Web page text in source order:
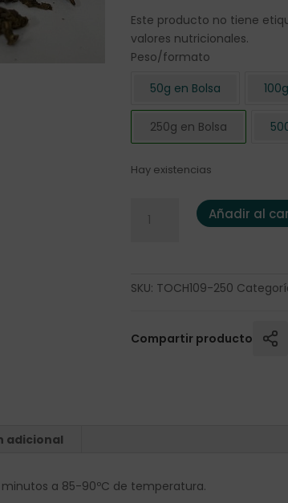
Este producto no tiene
valores nutricionales.
Peso/formato
50g en Bolsa
250g en Bolsa
Hay existencias
Oolong "Orange Blossom"
Añadir al
SKU: TOCH109-250
Compartir producto
adicional
minutos a 85-90ºC de temperatura.